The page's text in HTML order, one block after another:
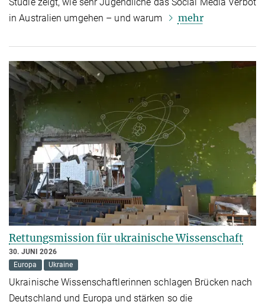
in Australien umgehen – und warum
mehr
Rettungsmission für ukrainische Wissenschaft
30. JUNI 2026
Europa
Ukraine
Ukrainische Wissenschaftlerinnen schlagen Brücken nach
Deutschland und Europa und stärken so die